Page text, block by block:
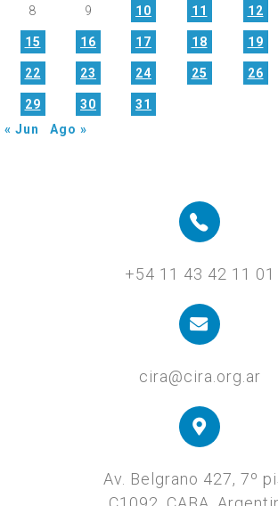
8 9 10 11 12
15 16 17 18 19
22 23 24 25 26
29 30
31
« Jun
Ago »
+54 11 43 42 11 01
cira@cira.org.ar
Av. Belgrano 427, 7º